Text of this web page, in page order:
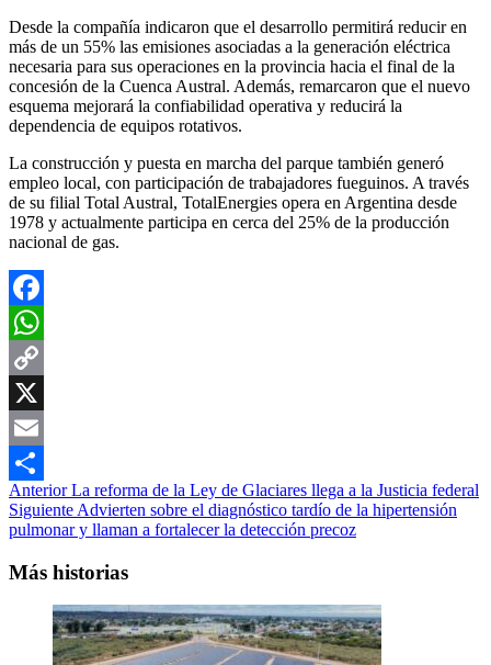
Desde la compañía indicaron que el desarrollo permitirá reducir en
más de un 55% las emisiones asociadas a la generación eléctrica
necesaria para sus operaciones en la provincia hacia el final de la
concesión de la Cuenca Austral. Además, remarcaron que el nuevo
esquema mejorará la confiabilidad operativa y reducirá la
dependencia de equipos rotativos.
La construcción y puesta en marcha del parque también generó
empleo local, con participación de trabajadores fueguinos. A través
de su filial Total Austral, TotalEnergies opera en Argentina desde
1978 y actualmente participa en cerca del 25% de la producción
nacional de gas.
Facebook
WhatsApp
Copy
Link
X
Email
Compartir
Navegación
de
AnteriorLa reforma de la Ley de Glaciares llega a la Justicia federal
Siguiente Advierten sobre el diagnóstico tardío de la hipertensión
pulmonar y llaman a fortalecer la detección precoz
Más historias